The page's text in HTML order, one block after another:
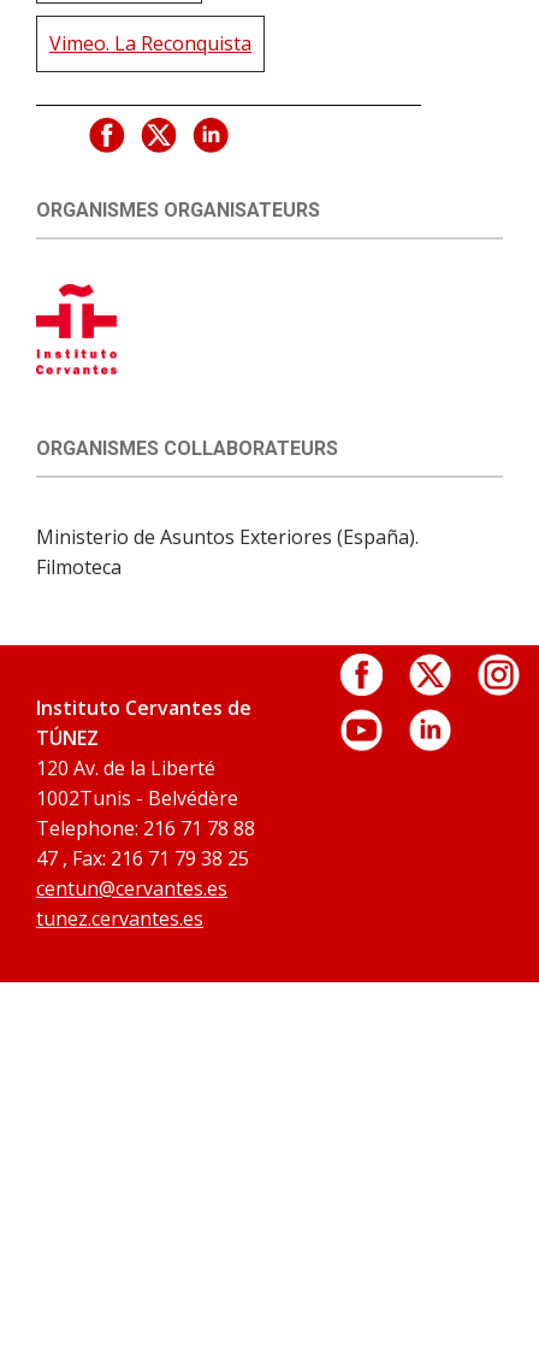
Vimeo. La Reconquista
ORGANISMES ORGANISATEURS
ORGANISMES COLLABORATEURS
Ministerio de Asuntos Exteriores (España).
Filmoteca
Instituto Cervantes de
TÚNEZ
120 Av. de la Liberté
1002Tunis - Belvédère
Telephone: 216 71 78 88
47 , Fax: 216 71 79 38 25
centun@cervantes.es
tunez.cervantes.es